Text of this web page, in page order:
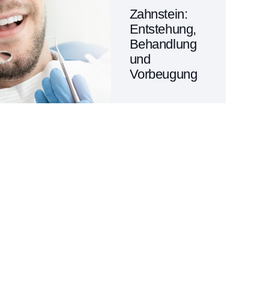
Zahnstein:
Entstehung,
Behandlung
und
Vorbeugung